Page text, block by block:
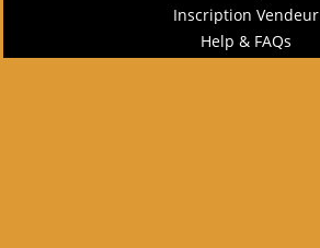
Inscription Vendeur
Help & FAQs